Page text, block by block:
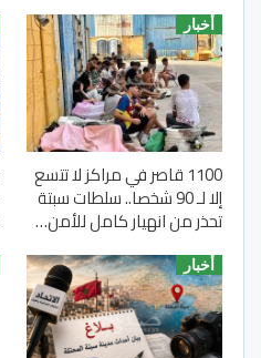
أخبار
1100 قاصر في مراكز لا تتسع
إلا لـ 90 شخصا.. سلطات سبتة
تحذر من انهيار كامل للأمن…
أخبار